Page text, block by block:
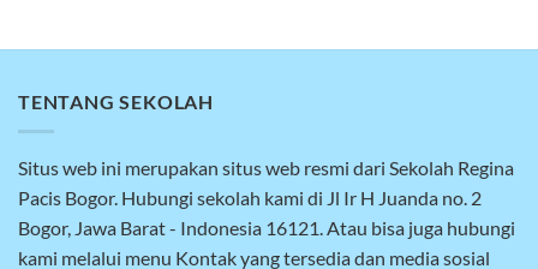
TENTANG SEKOLAH
Situs web ini merupakan situs web resmi dari Sekolah Regina
Pacis Bogor. Hubungi sekolah kami di Jl Ir H Juanda no. 2
Bogor, Jawa Barat - Indonesia 16121. Atau bisa juga hubungi
kami melalui menu Kontak yang tersedia dan media sosial